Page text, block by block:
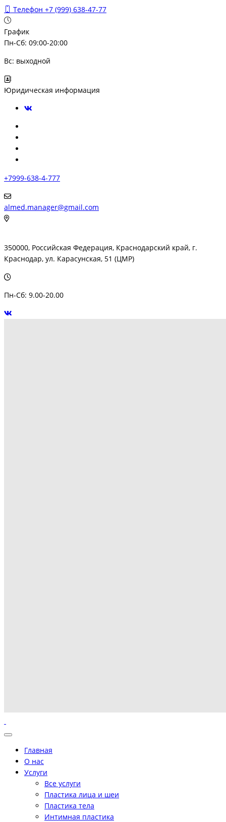
Телефон +7 (999) 638-47-77
График
Пн-Сб: 09:00-20:00
Вс: выходной
Юридическая информация
+7999-638-4-777
almed.manager@gmail.com
350000, Российская Федерация, Краснодарский край, г.
Краснодар, ул. Карасунская, 51 (ЦМР)
Пн-Сб: 9.00-20.00
Главная
О нас
Услуги
Все услуги
Пластика лица и шеи
Пластика тела
Интимная пластика